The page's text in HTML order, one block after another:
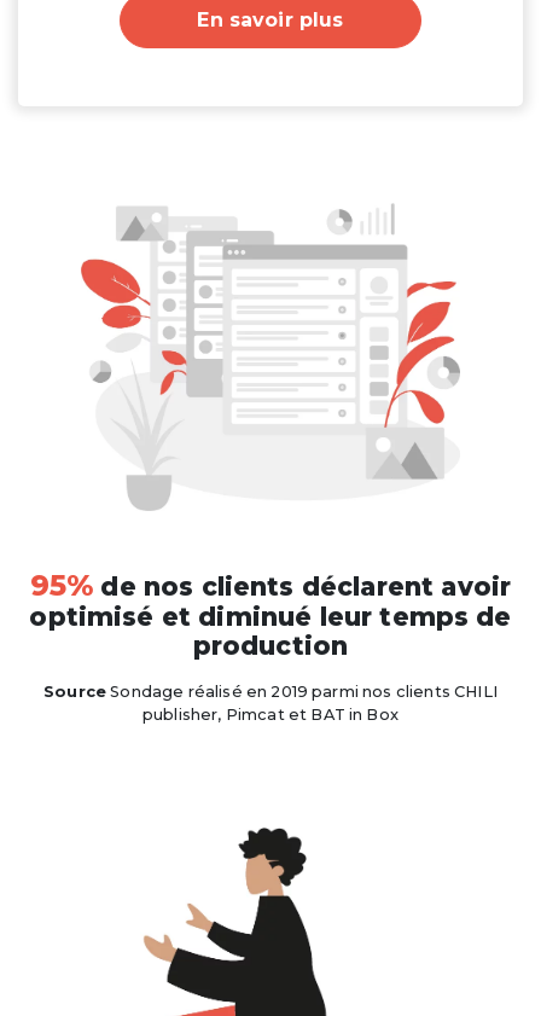
En savoir plus
95% de nos clients déclarent avoir
optimisé et diminué leur temps de
production
Source Sondage réalisé en 2019 parmi nos clients CHILI
publisher, Pimcat et BAT in Box